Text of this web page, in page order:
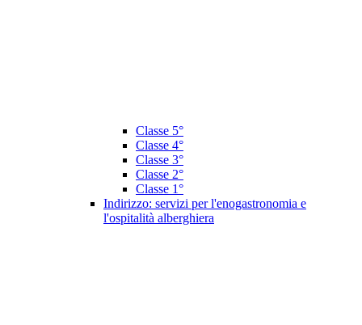
Classe 5°
Classe 4°
Classe 3°
Classe 2°
Classe 1°
Indirizzo: servizi per l'enogastronomia e
l'ospitalità alberghiera